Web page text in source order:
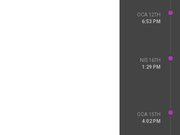
OCA 12TH
6:53 PM
NIS 16TH
1:29 PM
OCA 15TH
4:02 PM